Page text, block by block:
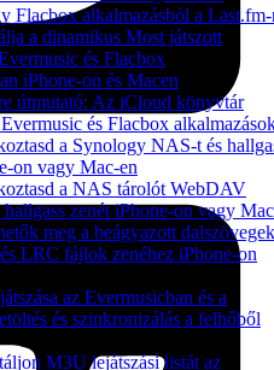
Flacbox alkalmazásból a Last.fm-
a dinamikus Most játszott
és Flacbox
iPhone-on és Macen
útmutató: Az iCloud könyvtár
és Flacbox
a Synology NAS-t és
on vagy Mac-en
a NAS tárolót WebDAV
hallgass zenét iPhone-on vagy
meg a beágyazott
LRC fájlok zenéhez iPhone-on
az Evermusicban és a
és szinkronizálás a felhőből
M3U lejátszási listát az